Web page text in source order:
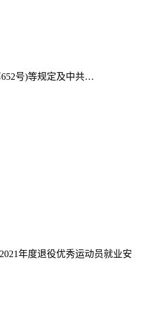
号)等规定及中共…
年度退役优秀运动员就业安